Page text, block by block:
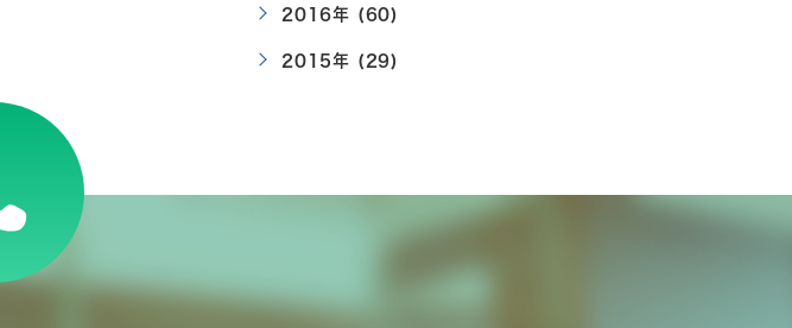
2016年 (60)
2015年 (29)